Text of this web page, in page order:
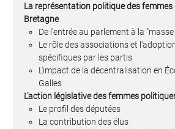
La représentation politique des femmes
Bretagne
De l'entrée au parlement à la
Le rôle des associations et
spécifiques par les partis
L'impact de la décentralisation en
Galles
L’action législative des femmes
Le profil des députées
La contribution des élus